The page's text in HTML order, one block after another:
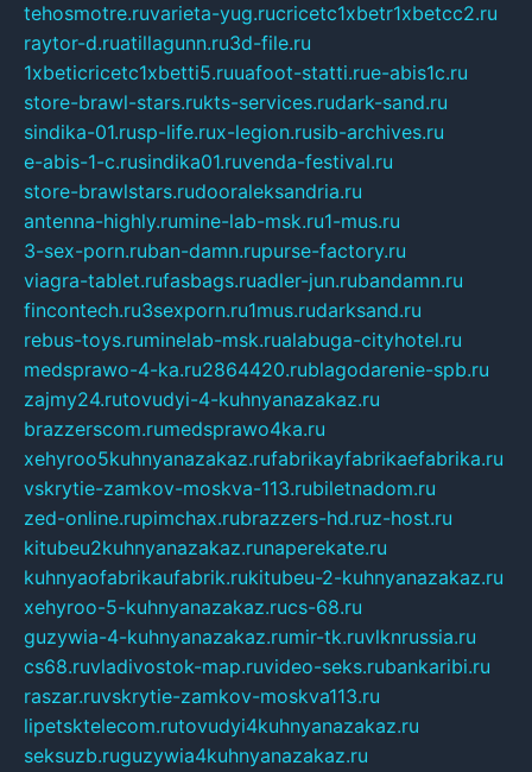
tehosmotre.ruvarieta-yug.rucricetc1xbetr1xbetcc2.ru
raytor-d.ruatillagunn.ru3d-file.ru
1xbeticricetc1xbetti5.ruuafoot-statti.rue-abis1c.ru
store-brawl-stars.rukts-services.rudark-sand.ru
sindika-01.rusp-life.rux-legion.rusib-archives.ru
e-abis-1-c.rusindika01.ruvenda-festival.ru
store-brawlstars.rudooraleksandria.ru
antenna-highly.rumine-lab-msk.ru1-mus.ru
3-sex-porn.ruban-damn.rupurse-factory.ru
viagra-tablet.rufasbags.ruadler-jun.rubandamn.ru
fincontech.ru3sexporn.ru1mus.rudarksand.ru
rebus-toys.ruminelab-msk.rualabuga-cityhotel.ru
medsprawo-4-ka.ru2864420.rublagodarenie-spb.ru
zajmy24.rutovudyi-4-kuhnyanazakaz.ru
brazzerscom.rumedsprawo4ka.ru
xehyroo5kuhnyanazakaz.rufabrikayfabrikaefabrika.ru
vskrytie-zamkov-moskva-113.rubiletnadom.ru
zed-online.rupimchax.rubrazzers-hd.ruz-host.ru
kitubeu2kuhnyanazakaz.runaperekate.ru
kuhnyaofabrikaufabrik.rukitubeu-2-kuhnyanazakaz.ru
xehyroo-5-kuhnyanazakaz.rucs-68.ru
guzywia-4-kuhnyanazakaz.rumir-tk.ruvlknrussia.ru
cs68.ruvladivostok-map.ruvideo-seks.rubankaribi.ru
raszar.ruvskrytie-zamkov-moskva113.ru
lipetsktelecom.rutovudyi4kuhnyanazakaz.ru
seksuzb.ruguzywia4kuhnyanazakaz.ru